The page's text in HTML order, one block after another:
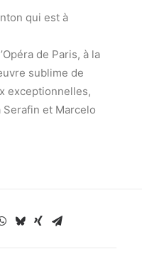
qui est à
de Paris, à la
sublime de
exceptionnelles,
et Marcelo